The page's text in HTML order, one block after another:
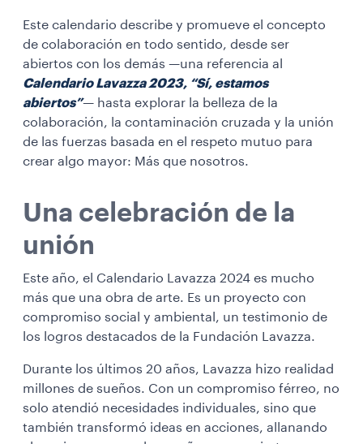
Este calendario describe y promueve el concepto
de colaboración en todo sentido, desde ser
abiertos con los demás —una referencia al
Calendario Lavazza 2023, “Sí, estamos
abiertos”— hasta explorar la belleza de la
colaboración, la contaminación cruzada y la unión
de las fuerzas basada en el respeto mutuo para
crear algo mayor: Más que nosotros.
Una celebración de la
unión
Este año, el Calendario Lavazza 2024 es mucho
más que una obra de arte. Es un proyecto con
compromiso social y ambiental, un testimonio de
los logros destacados de la Fundación Lavazza.
Durante los últimos 20 años, Lavazza hizo realidad
millones de sueños. Con un compromiso férreo, no
solo atendió necesidades individuales, sino que
también transformó ideas en acciones, allanando